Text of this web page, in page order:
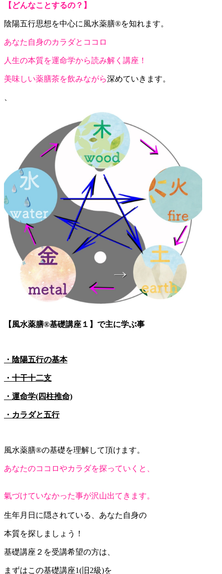
【どんなことするの？】
陰陽五行思想を中心に風水薬膳®︎を知れます。
あなた自身のカラダとココロ
人生の本質を運命学から読み解く講座！
美味しい薬膳茶を飲みながら深めていきます。
【風水薬膳®基礎講座１】で主に学ぶ事
・陰陽五行の基本
・十干十二支
・運命学(四柱推命)
・カラダと五行
風水薬膳®︎の基礎を理解して頂けます。
あなたのココロやカラダを探っていくと、
氣づけていなかった事が沢山出てきます。
生年月日に隠されている、あなた自身の
本質を探しましょう！
基礎講座２を受講希望の方は、
まずはこの基礎講座1(旧2級)を